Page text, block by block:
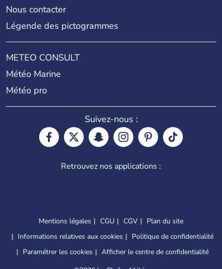
Nous contacter
Légende des pictogrammes
METEO CONSULT
Météo Marine
Météo pro
Suivez-nous :
Retrouvez nos applications :
Mentions légales CGU CGV
Plan du site
Informations relatives aux cookies
Politique de confidentialité
Paramétrer les cookies
Afficher le centre de confidentialité